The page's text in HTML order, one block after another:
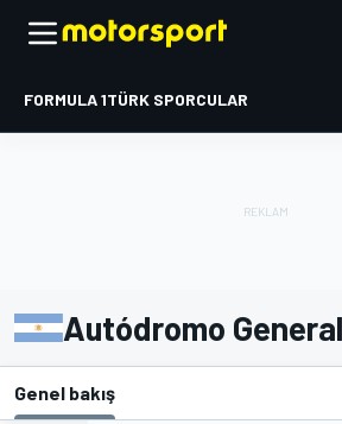
FORMULA 1TÜRK SPORCULAR
Autódromo
Genel bakış